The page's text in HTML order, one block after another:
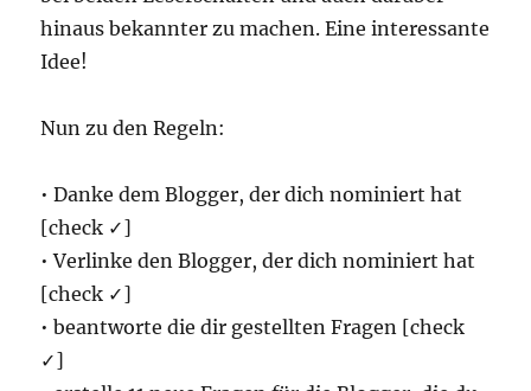
hinaus bekannter zu machen. Eine interessante
Idee!
Nun zu den Regeln:
• Danke dem Blogger, der dich nominiert hat
[check ✓]
• Verlinke den Blogger, der dich nominiert hat
[check ✓]
• beantworte die dir gestellten Fragen [check
✓]